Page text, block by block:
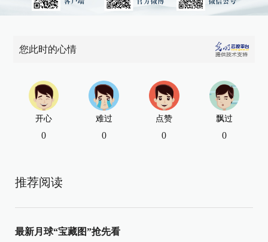
您此时的心情
开心
0
难过
0
点赞
0
飘过
0
推荐阅读
最新月球“宝藏图”抢先看